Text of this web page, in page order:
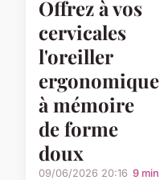
Offrez à vos
cervicales
l'oreiller
ergonomique
à mémoire
de forme
doux
09/06/2026 20:16 9 min